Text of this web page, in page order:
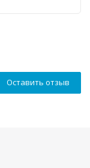
Оставить отзыв